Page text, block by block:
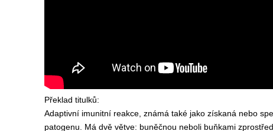
Překlad titulků:
Adaptivní imunitní reakce, známá také jako získaná nebo
patogenu. Má dvě větve: buněčnou neboli buňkami